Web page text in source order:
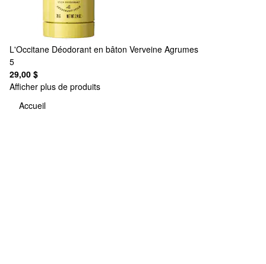
L'Occitane Déodorant en bâton Verveine Agrumes
5
29,00 $
Afficher plus de produits
Accueil